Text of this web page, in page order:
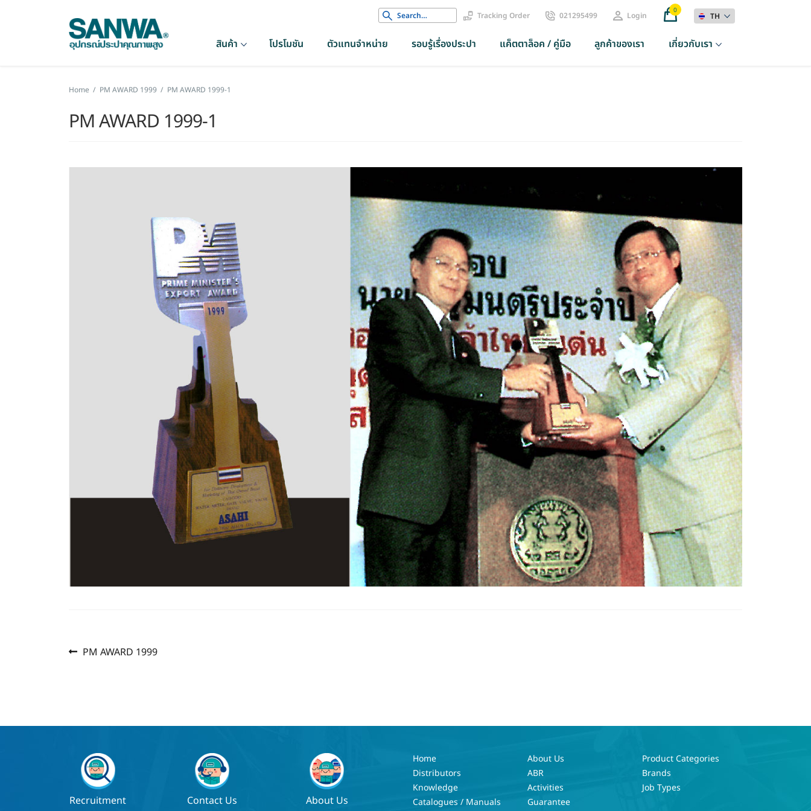
Search
for:
Tracking Order 021295499 Login 0
TH
สินค้า โปรโมชัน ตัวแทนจำหน่าย รอบรู้เรื่องประปา แค็ตตาล็อค / คู่มือ ลูกค้าของเรา เกี่ยวกับเรา
Home / PM AWARD 1999 / PM AWARD 1999-1
PM AWARD 1999-1
แนะแนว
Previous
PM AWARD 1999
Recruitment Contact Us About Us
Home
Distributors
Knowledge
Catalogues / Manuals
About Us
ABR
Activities
Guarantee
Product Categories
Brands
Job Types